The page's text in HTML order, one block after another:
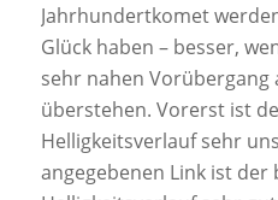
Jahrhundertkomet
Glück haben – besser,
sehr nahen Vorübergang
überstehen. Vorerst ist
Helligkeitsverlauf sehr
angegebenen Link ist der